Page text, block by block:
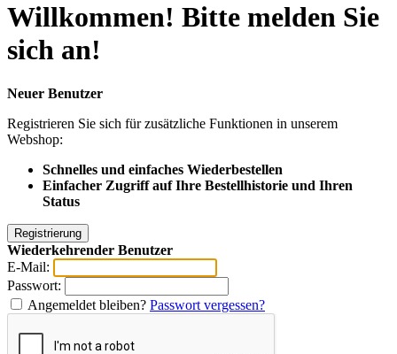
Willkommen! Bitte melden Sie
sich an!
Neuer Benutzer
Registrieren Sie sich für zusätzliche Funktionen in unserem
Webshop:
Schnelles und einfaches Wiederbestellen
Einfacher Zugriff auf Ihre Bestellhistorie und Ihren
Status
Wiederkehrender Benutzer
E-Mail:
Passwort:
Angemeldet bleiben? Passwort vergessen?